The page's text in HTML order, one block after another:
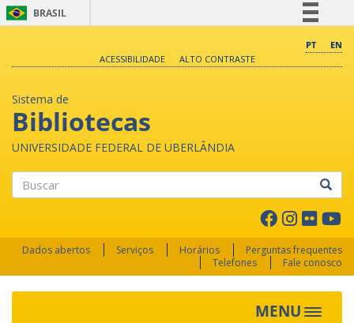
BRASIL
Comunica BR
PT
EN
ACESSIBILIDADE
ALTO CONTRASTE
Sistema de
Bibliotecas
UNIVERSIDADE FEDERAL DE UBERLÂNDIA
Dados abertos Serviços Horários
Perguntas frequentes
Telefones
Fale conosco
MENU Toggle